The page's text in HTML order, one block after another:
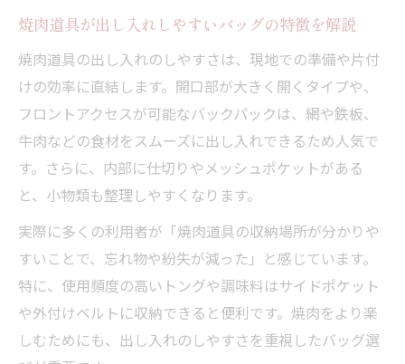
焼肉道具と食材の効率的なパッキング術を
焼肉の荷物を減らすための工夫や代用アイ
デア
解説
焼肉を安全に運ぶためのアウトドア装備選
焼肉道具が出し入れしやすいバッグの特徴を解説
焼肉道具の出し入れのしやすさは、現地での準備や片付
けの効率に直結します。開口部が大きく開くタイプや、
フロントアクセスが可能なバックパックは、網や鉄板、
牛肉などの食材をスムーズに出し入れできるため人気で
す。さらに、内部に仕切りやメッシュポケットがある
と、小物類も整理しやすくなります。
実際に多くの利用者が「焼肉道具の収納場所が分かりや
すいことで、忘れ物や紛失が減った」と感じています。
特に、使用頻度の高いトングや調味料はサイドポケット
や外付けベルトに収納できると便利です。焼肉をより楽
しむためにも、出し入れのしやすさを重視したバッグ選